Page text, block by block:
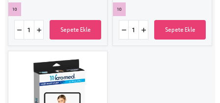
10
Sepete Ekle
10
Sepete Ekle